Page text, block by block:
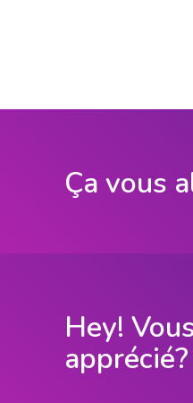
Ça vous
Hey!
apprécié?